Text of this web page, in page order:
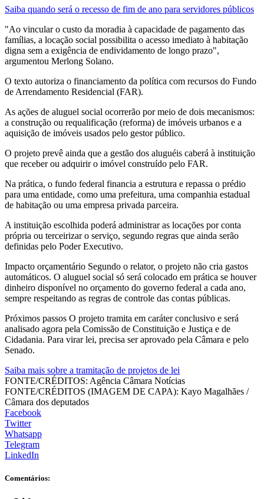
Saiba quando será o recesso de fim de ano para servidores públicos
"Ao vincular o custo da moradia à capacidade de pagamento das
famílias, a locação social possibilita o acesso imediato à habitação
digna sem a exigência de endividamento de longo prazo",
argumentou Merlong Solano.
O texto autoriza o financiamento da política com recursos do Fundo
de Arrendamento Residencial (FAR).
As ações de aluguel social ocorrerão por meio de dois mecanismos:
a construção ou requalificação (reforma) de imóveis urbanos e a
aquisição de imóveis usados pelo gestor público.
O projeto prevê ainda que a gestão dos aluguéis caberá à instituição
que receber ou adquirir o imóvel construído pelo FAR.
Na prática, o fundo federal financia a estrutura e repassa o prédio
para uma entidade, como uma prefeitura, uma companhia estadual
de habitação ou uma empresa privada parceira.
A instituição escolhida poderá administrar as locações por conta
própria ou terceirizar o serviço, segundo regras que ainda serão
definidas pelo Poder Executivo.
Impacto orçamentário Segundo o relator, o projeto não cria gastos
automáticos. O aluguel social só será colocado em prática se houver
dinheiro disponível no orçamento do governo federal a cada ano,
sempre respeitando as regras de controle das contas públicas.
Próximos passos O projeto tramita em caráter conclusivo e será
analisado agora pela Comissão de Constituição e Justiça e de
Cidadania. Para virar lei, precisa ser aprovado pela Câmara e pelo
Senado.
Saiba mais sobre a tramitação de projetos de lei
FONTE/CRÉDITOS: Agência Câmara Notícias
FONTE/CRÉDITOS (IMAGEM DE CAPA): Kayo Magalhães /
Câmara dos deputados
Facebook
Twitter
Whatsapp
Telegram
LinkedIn
Comentários: